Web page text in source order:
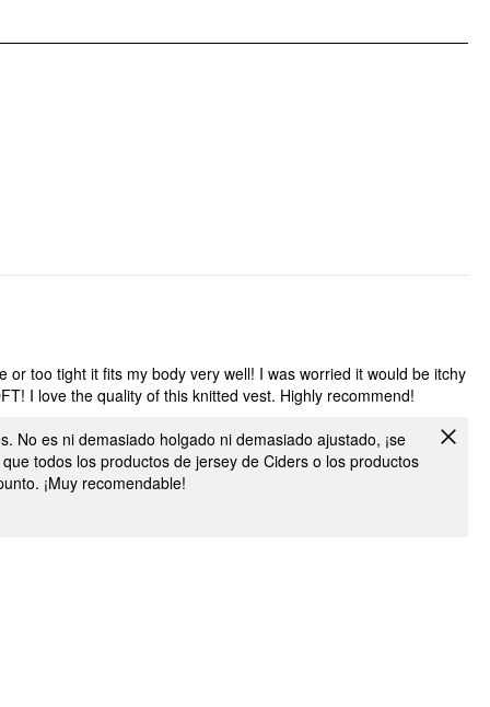
or too tight it fits my body very well! I was worried it would be itchy
I love the quality of this knitted vest. Highly recommend!
No es ni demasiado holgado ni demasiado ajustado, ¡se
todos los productos de jersey de Ciders o los productos
¡Muy recomendable!